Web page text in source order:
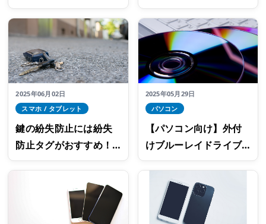
の選び方
おすすめ光学ドライブ5
選
2025年06月02日
スマホ / タブレット
鍵の紛失防止には紛失
防止タグがおすすめ！
なくしものを防ぐ簡単
2025年05月29日
パソコン
【パソコン向け】外付
けブルーレイドライブ
の種類と選びのポイン